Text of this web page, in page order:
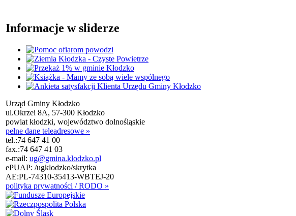
Informacje w sliderze
Urząd Gminy Kłodzko
ul.Okrzei 8A, 57-300 Kłodzko
powiat kłodzki, województwo dolnośląskie
pełne dane teleadresowe »
tel.:74 647 41 00
fax.:74 647 41 03
e-mail: ug@gmina.klodzko.pl
ePUAP: /ugklodzko/skrytka
AE:PL-74310-35413-WBTEJ-20
polityka prywatności / RODO »